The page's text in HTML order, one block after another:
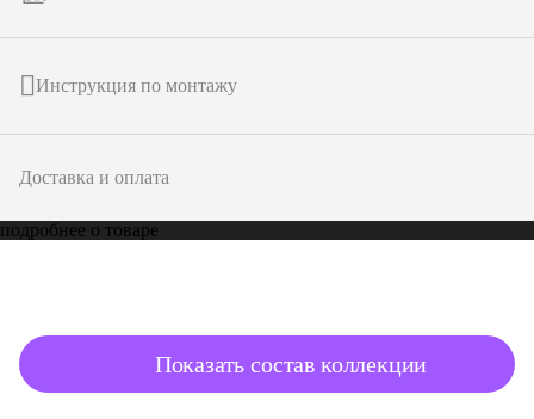
Инструкция по монтажу
Доставка и оплата
подробнее о товаре
Показать состав коллекции